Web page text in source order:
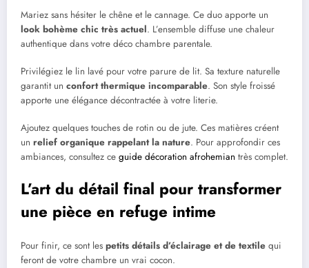
Mariez sans hésiter le chêne et le cannage. Ce duo apporte un
look bohème chic très actuel. L’ensemble diffuse une chaleur
authentique dans votre déco chambre parentale.
Privilégiez le lin lavé pour votre parure de lit. Sa texture naturelle
garantit un confort thermique incomparable. Son style froissé
apporte une élégance décontractée à votre literie.
Ajoutez quelques touches de rotin ou de jute. Ces matières créent
un relief organique rappelant la nature. Pour approfondir ces
ambiances, consultez ce guide décoration afrohemian très complet.
L’art du détail final pour transformer
une pièce en refuge intime
Pour finir, ce sont les petits détails d’éclairage et de textile qui
feront de votre chambre un vrai cocon.